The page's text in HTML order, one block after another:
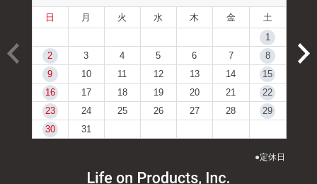
日 月 火 水 木 金
土
1
2
3 4 5 6 7
8
9
10 11 12 13 14
15
16
17 18 19 20 21
22
23
24 25 26 27 28
29
30
31
●定休日